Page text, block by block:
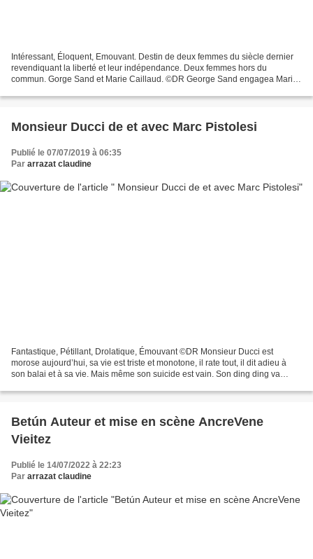
Intéressant, Éloquent, Emouvant. Destin de deux femmes du siècle dernier
revendiquant la liberté et leur indépendance. Deux femmes hors du
commun. Gorge Sand et Marie Caillaud. ©DR George Sand engagea Marie
Monsieur Ducci de et avec Marc Pistolesi
Publié le 07/07/2019 à 06:35
Par arrazat claudine
Fantastique, Pétillant, Drolatique, Émouvant ©DR Monsieur Ducci est
morose aujourd’hui, sa vie est triste et monotone, il rate tout, il dit adieu à
son balai et à sa vie. Mais même son suicide est vain. Son ding ding va
Betún Auteur et mise en scène AncreVene
Vieitez
Publié le 14/07/2022 à 22:23
Par arrazat claudine